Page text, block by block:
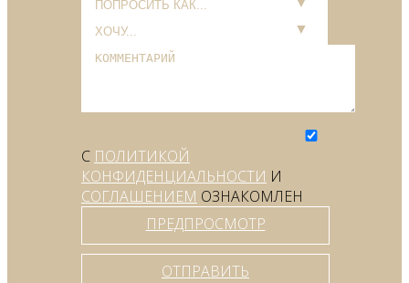
С ПОЛИТИКОЙ
КОНФИДЕНЦИАЛЬНОСТИ И
СОГЛАШЕНИЕМ ОЗНАКОМЛЕН
ПРЕДПРОСМОТР
ОТПРАВИТЬ